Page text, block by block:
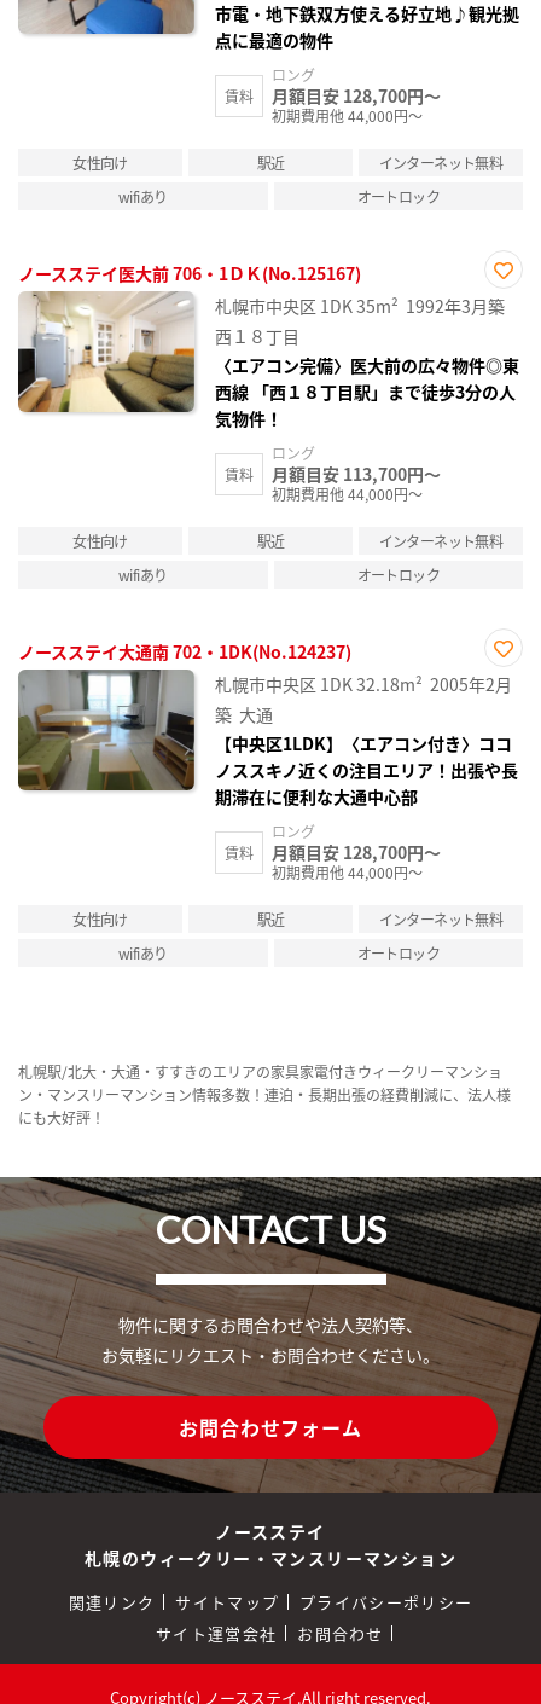
市電・地下鉄双方使える好立地♪観光拠
点に最適の物件
賃料
ロング
月額目安 128,700円～
初期費用他 44,000円～
女性向け 駅近
インターネット無料
wifiあり
オートロック
ノースステイ医大前 706・1ＤＫ(No.125167)
お気
に入
札幌市中央区 1DK35m² 1992年3月築
西１８丁目
〈エアコン完備〉医大前の広々物件◎東
西線 「西１８丁目駅」まで徒歩3分の人
気物件！
賃料
ロング
月額目安 113,700円～
初期費用他 44,000円～
女性向け 駅近
インターネット無料
wifiあり
オートロック
ノースステイ大通南 702・1DK(No.124237)
お気
に入
札幌市中央区 1DK32.18m² 2005年2月
築 大通
【中央区1LDK】〈エアコン付き〉ココ
ノススキノ近くの注目エリア！出張や長
期滞在に便利な大通中心部
賃料
ロング
月額目安 128,700円～
初期費用他 44,000円～
女性向け 駅近
インターネット無料
wifiあり
オートロック
札幌駅/北大・大通・すすきのエリアの家具家電付きウィークリーマンショ
ン・マンスリーマンション情報多数！連泊・長期出張の経費削減に、法人様
にも大好評！
CONTACT US
物件に関するお問合わせや法人契約等、
お気軽にリクエスト・お問合わせください。
お問合わせフォーム
ノースステイ
札幌のウィークリー・マンスリーマンション
関連リンク サイトマップ
プライバシーポリシー
サイト運営会社
お問合わせ
Copyright(c) ノースステイ.All right reserved.